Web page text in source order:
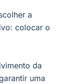
a
colocar o
da
uma